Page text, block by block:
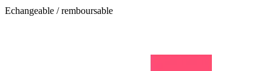
Echangeable / remboursable